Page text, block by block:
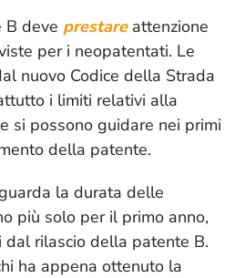
B deve prestareattenzione
per i neopatentati. Le
nuovo Codice della Strada
i limiti relativi alla
si possono guidare nei primi
della patente.
la durata delle
più solo per il primo anno,
dal rilascio della patente B.
ha appena ottenuto la